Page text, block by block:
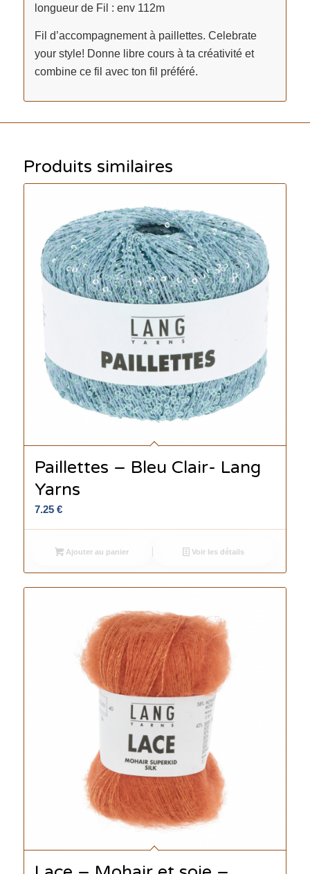
longueur de Fil : env 112m
Fil d’accompagnement à paillettes. Celebrate
your style! Donne libre cours à ta créativité et
combine ce fil avec ton fil préféré.
Produits similaires
Paillettes – Bleu Clair- Lang
Yarns
7.25 €
Ajouter au panier Voir les détails